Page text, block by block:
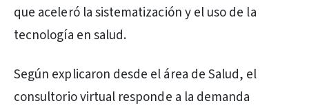
que aceleró la sistematización y el uso de la
tecnología en salud.
Según explicaron desde el área de Salud, el
consultorio virtual responde a la demanda